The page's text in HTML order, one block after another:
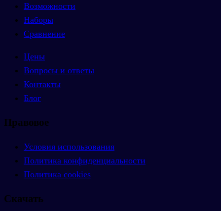
Возможности
Наборы
Сравнение
Цены
Вопросы и ответы
Контакты
Блог
Правовое
Условия использования
Политика конфиденциальности
Политика cookies
Скачать